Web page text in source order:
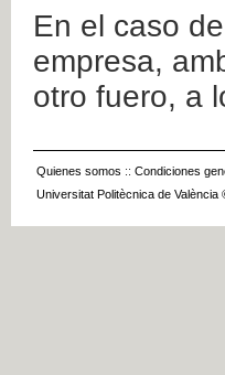
En el caso
empresa,
otro fuero, a
Quienes somos :: Condiciones
Universitat Politècnica de València